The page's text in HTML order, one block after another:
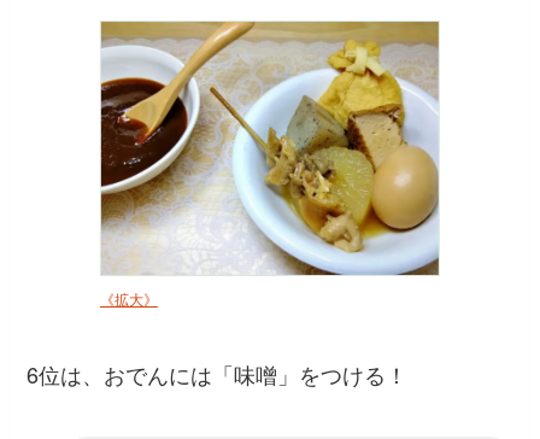
《拡大》
6位は、おでんには「味噌」をつける！